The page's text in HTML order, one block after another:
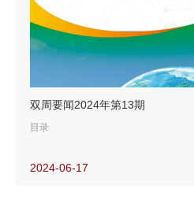
欧盟可再生能源发电占比增至44.7%
《世界能源统计2024》要点
BP暂缓可再生能源项目并重新聚焦油气
花旗：2025年油价将跌至60美元/桶
双周要闻2024年第13期
目录
2024-06-17